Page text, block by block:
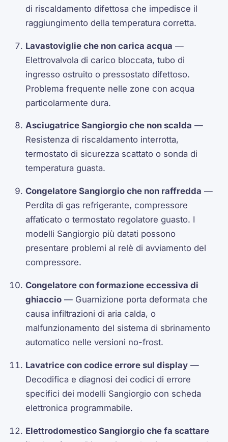
di riscaldamento difettosa che impedisce il
raggiungimento della temperatura corretta.
Lavastoviglie che non carica acqua —
Elettrovalvola di carico bloccata, tubo di
ingresso ostruito o pressostato difettoso.
Problema frequente nelle zone con acqua
particolarmente dura.
Asciugatrice Sangiorgio che non scalda —
Resistenza di riscaldamento interrotta,
termostato di sicurezza scattato o sonda di
temperatura guasta.
Congelatore Sangiorgio che non raffredda —
Perdita di gas refrigerante, compressore
affaticato o termostato regolatore guasto. I
modelli Sangiorgio più datati possono
presentare problemi al relè di avviamento del
compressore.
Congelatore con formazione eccessiva di
ghiaccio — Guarnizione porta deformata che
causa infiltrazioni di aria calda, o
malfunzionamento del sistema di sbrinamento
automatico nelle versioni no-frost.
Lavatrice con codice errore sul display —
Decodifica e diagnosi dei codici di errore
specifici dei modelli Sangiorgio con scheda
elettronica programmabile.
Elettrodomestico Sangiorgio che fa scattare